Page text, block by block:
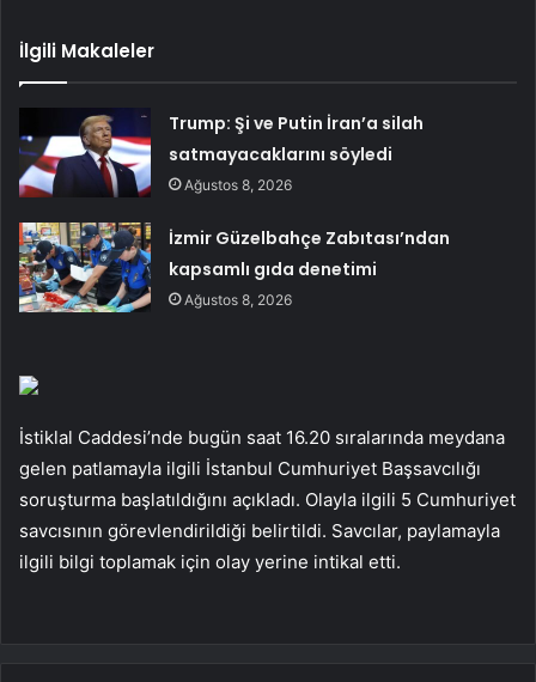
İlgili Makaleler
Trump: Şi ve Putin İran’a silah
satmayacaklarını söyledi
Ağustos 8, 2026
İzmir Güzelbahçe Zabıtası’ndan
kapsamlı gıda denetimi
Ağustos 8, 2026
İstiklal Caddesi’nde bugün saat 16.20 sıralarında meydana
gelen patlamayla ilgili İstanbul Cumhuriyet Başsavcılığı
soruşturma başlatıldığını açıkladı. Olayla ilgili 5 Cumhuriyet
savcısının görevlendirildiği belirtildi. Savcılar, paylamayla
ilgili bilgi toplamak için olay yerine intikal etti.